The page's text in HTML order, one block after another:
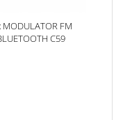
MODULATOR FM
C59